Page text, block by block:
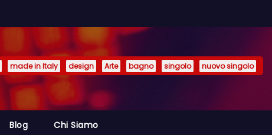
made in Italy design Arte bagno singolo nuovo singolo
Blog Chi Siamo